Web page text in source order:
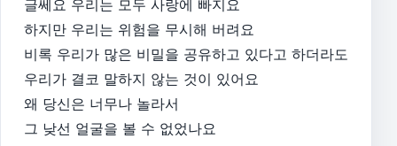
글쎄요 우리는 모두 사랑에 빠지요
하지만 우리는 위험을 무시해 버려요
비록 우리가 많은 비밀을 공유하고 있다고 하더라도
우리가 결코 말하지 않는 것이 있어요
왜 당신은 너무나 놀라서
그 낮선 얼굴을 볼 수 없었나요